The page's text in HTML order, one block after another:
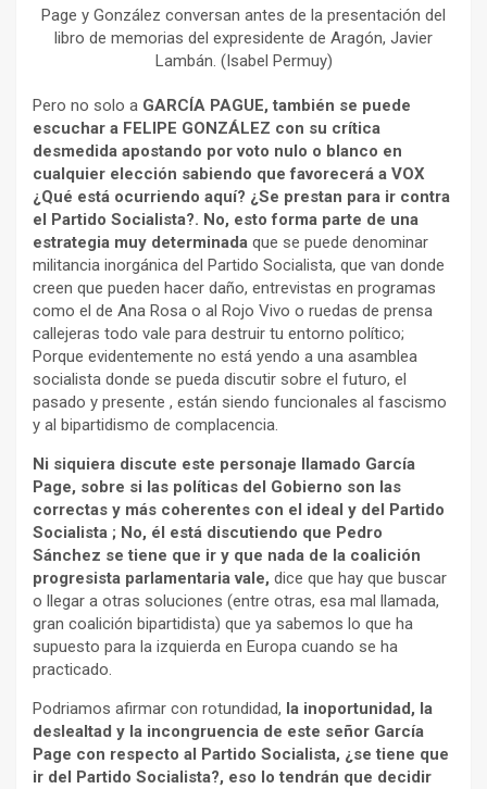
Page y González conversan antes de la presentación del
libro de memorias del expresidente de Aragón, Javier
Lambán. (Isabel Permuy)
Pero no solo a GARCÍA PAGUE, también se puede
escuchar a FELIPE GONZÁLEZ con su crítica
desmedida apostando por voto nulo o blanco en
cualquier elección sabiendo que favorecerá a VOX
¿Qué está ocurriendo aquí? ¿Se prestan para ir contra
el Partido Socialista?. No, esto forma parte de una
estrategia muy determinada que se puede denominar
militancia inorgánica del Partido Socialista, que van donde
creen que pueden hacer daño, entrevistas en programas
como el de Ana Rosa o al Rojo Vivo o ruedas de prensa
callejeras todo vale para destruir tu entorno político;
Porque evidentemente no está yendo a una asamblea
socialista donde se pueda discutir sobre el futuro, el
pasado y presente , están siendo funcionales al fascismo
y al bipartidismo de complacencia.
Ni siquiera discute este personaje llamado García
Page, sobre si las políticas del Gobierno son las
correctas y más coherentes con el ideal y del Partido
Socialista ; No, él está discutiendo que Pedro
Sánchez se tiene que ir y que nada de la coalición
progresista parlamentaria vale, dice que hay que buscar
o llegar a otras soluciones (entre otras, esa mal llamada,
gran coalición bipartidista) que ya sabemos lo que ha
supuesto para la izquierda en Europa cuando se ha
practicado.
Podriamos afirmar con rotundidad, la inoportunidad, la
deslealtad y la incongruencia de este señor García
Page con respecto al Partido Socialista, ¿se tiene que
ir del Partido Socialista?, eso lo tendrán que decidir